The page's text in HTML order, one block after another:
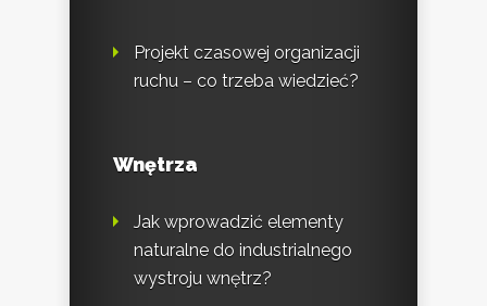
Projekt czasowej organizacji
ruchu – co trzeba wiedzieć?
Wnętrza
Jak wprowadzić elementy
naturalne do industrialnego
wystroju wnętrz?